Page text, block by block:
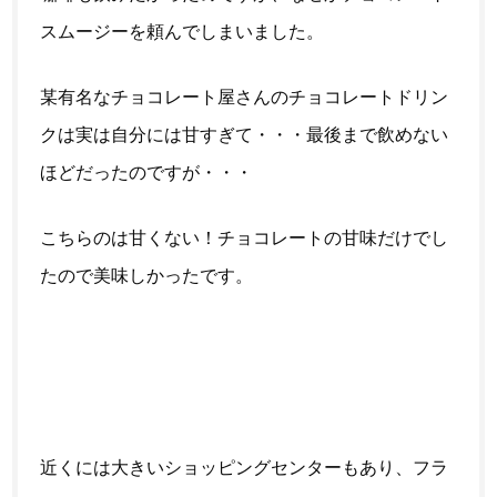
スムージーを頼んでしまいました。
某有名なチョコレート屋さんのチョコレートドリン
クは実は自分には甘すぎて・・・最後まで飲めない
ほどだったのですが・・・
こちらのは甘くない！チョコレートの甘味だけでし
たので美味しかったです。
近くには大きいショッピングセンターもあり、フラ